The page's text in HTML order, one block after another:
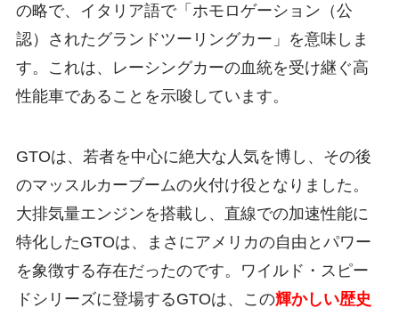
の略で、イタリア語で「ホモロゲーション（公
認）されたグランドツーリングカー」を意味しま
す。これは、レーシングカーの血統を受け継ぐ高
性能車であることを示唆しています。
GTOは、若者を中心に絶大な人気を博し、その後
のマッスルカーブームの火付け役となりました。
大排気量エンジンを搭載し、直線での加速性能に
特化したGTOは、まさにアメリカの自由とパワー
を象徴する存在だったのです。ワイルド・スピー
ドシリーズに登場するGTOは、この輝かしい歴史